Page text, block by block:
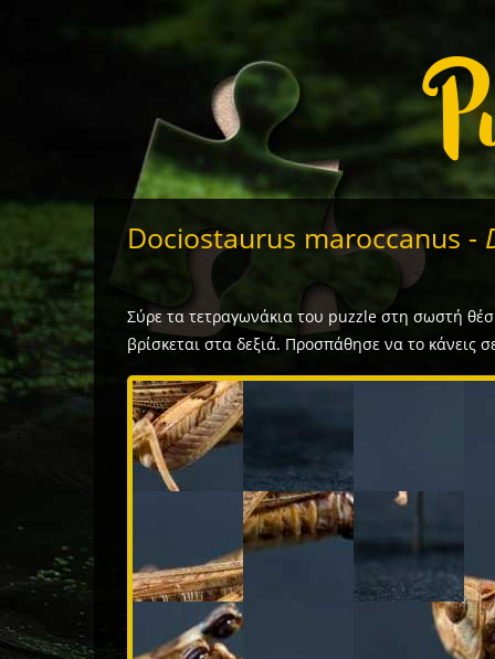
Dociostaurus maroccanus -
Σύρε τα τετραγωνάκια του puzzle στη σωστή
βρίσκεται στα δεξιά. Προσπάθησε να το κάνεις